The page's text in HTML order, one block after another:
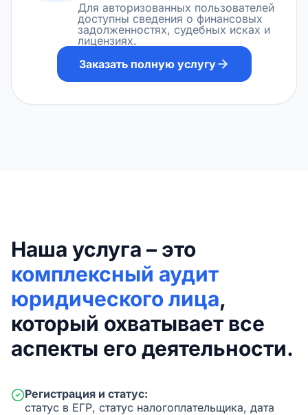
Для авторизованных пользователей
доступны сведения о финансовых
задолженностях, судебных исках и
лицензиях.
Заказать полную услугу
Наша услуга – это
комплексный аудит
юридического лица,
который охватывает все
аспекты его деятельности.
Регистрация и статус:
статус в ЕГР, статус налогоплательщика, дата